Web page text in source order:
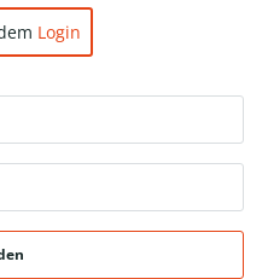
Login